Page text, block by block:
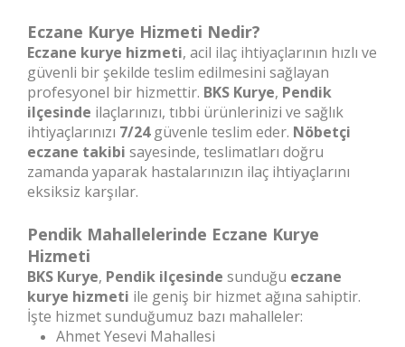
Eczane Kurye Hizmeti Nedir?
Eczane kurye hizmeti, acil ilaç ihtiyaçlarının hızlı ve
güvenli bir şekilde teslim edilmesini sağlayan
profesyonel bir hizmettir. BKS Kurye, Pendik
ilçesinde ilaçlarınızı, tıbbi ürünlerinizi ve sağlık
ihtiyaçlarınızı 7/24güvenle teslim eder. Nöbetçi
eczane takibi sayesinde, teslimatları doğru
zamanda yaparak hastalarınızın ilaç ihtiyaçlarını
eksiksiz karşılar.
Pendik Mahallelerinde Eczane Kurye
Hizmeti
BKS Kurye, Pendik ilçesinde sunduğu eczane
kurye hizmeti ile geniş bir hizmet ağına sahiptir.
İşte hizmet sunduğumuz bazı mahalleler:
Ahmet Yesevi Mahallesi